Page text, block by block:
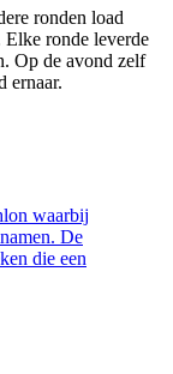
ronden load
Elke ronde leverde
Op de avond zelf
ernaar.
waarbij
De
die een